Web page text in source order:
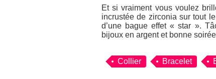
Et si vraiment vous voulez
incrustée de zirconia sur tout
d’une bague effet « star ».
bijoux en argent et bonne
Collier Bracelet